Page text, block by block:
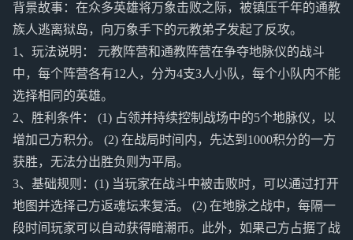
背景故事：在众多英雄将万象击败之际，被镇压千年的通教
族人逃离狱岛，向万象手下的元教弟子发起了反攻。
1、玩法说明： 元教阵营和通教阵营在争夺地脉仪的战斗
中，每个阵营各有12人，分为4支3人小队，每个小队内不能
选择相同的英雄。
2、胜利条件： (1) 占领并持续控制战场中的5个地脉仪，以
增加己方积分。 (2) 在战局时间内，先达到1000积分的一方
获胜，无法分出胜负则为平局。
3、基础规则：(1) 当玩家在战斗中被击败时，可以通过打开
地图并选择己方返魂坛来复活。 (2) 在地脉之战中，每隔一
段时间玩家可以自动获得暗潮币。此外，如果己方占据了战